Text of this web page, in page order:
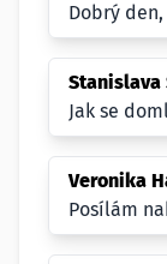
Dobrý
Stanislava
Jak se
Veronika
Posílám